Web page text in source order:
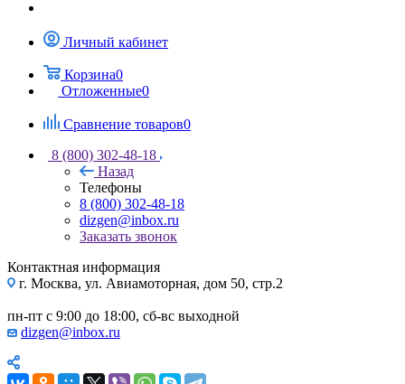
Личный кабинет
Корзина0
Отложенные0
Сравнение товаров0
8 (800) 302-48-18
Назад
Телефоны
8 (800) 302-48-18
dizgen@inbox.ru
Заказать звонок
Контактная информация
г. Москва, ул. Авиамоторная, дом 50, стр.2
пн-пт с 9:00 до 18:00, сб-вс выходной
dizgen@inbox.ru